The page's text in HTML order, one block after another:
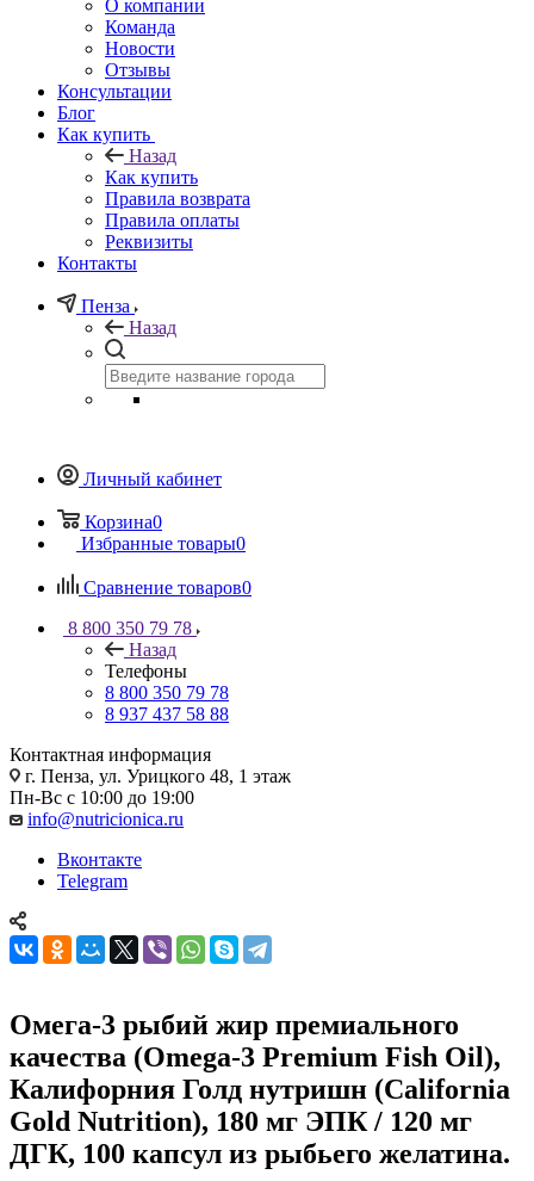
О компании
Команда
Новости
Отзывы
Консультации
Блог
Как купить
Назад
Как купить
Правила возврата
Правила оплаты
Реквизиты
Контакты
Пенза
Назад
Личный кабинет
Корзина0
Избранные товары0
Сравнение товаров0
8 800 350 79 78
Назад
Телефоны
8 800 350 79 78
8 937 437 58 88
Контактная информация
г. Пенза, ул. Урицкого 48, 1 этаж
Пн-Вс с 10:00 до 19:00
info@nutricionica.ru
Вконтакте
Telegram
Омега-3 рыбий жир премиального
качества (Omega-3 Premium Fish Oil),
Калифорния Голд нутришн (California
Gold Nutrition), 180 мг ЭПК / 120 мг
ДГК, 100 капсул из рыбьего желатина.